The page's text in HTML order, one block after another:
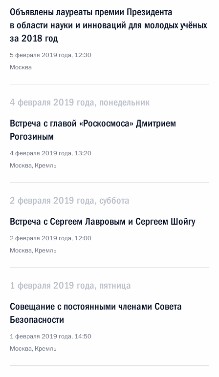
Объявлены лауреаты премии Президента
в области науки и инноваций для молодых учёных
за 2018 год
5 февраля 2019 года, 12:30
Москва
4 февраля 2019 года, понедельник
Встреча с главой «Роскосмоса» Дмитрием
Рогозиным
4 февраля 2019 года, 13:20
Москва, Кремль
2 февраля 2019 года, суббота
Встреча с Сергеем Лавровым и Сергеем Шойгу
2 февраля 2019 года, 12:00
Москва, Кремль
1 февраля 2019 года, пятница
Совещание с постоянными членами Совета
Безопасности
1 февраля 2019 года, 14:50
Москва, Кремль